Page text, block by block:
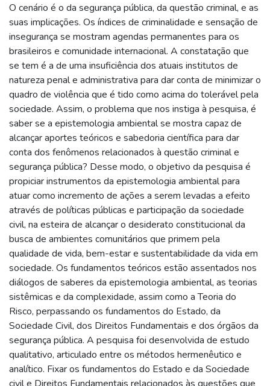
O cenário é o da segurança pública, da questão criminal, e as
suas implicações. Os índices de criminalidade e sensação de
insegurança se mostram agendas permanentes para os
brasileiros e comunidade internacional. A constatação que
se tem é a de uma insuficiência dos atuais institutos de
natureza penal e administrativa para dar conta de minimizar o
quadro de violência que é tido como acima do tolerável pela
sociedade. Assim, o problema que nos instiga à pesquisa, é
saber se a epistemologia ambiental se mostra capaz de
alcançar aportes teóricos e sabedoria científica para dar
conta dos fenômenos relacionados à questão criminal e
segurança pública? Desse modo, o objetivo da pesquisa é
propiciar instrumentos da epistemologia ambiental para
atuar como incremento de ações a serem levadas a efeito
através de políticas públicas e participação da sociedade
civil, na esteira de alcançar o desiderato constitucional da
busca de ambientes comunitários que primem pela
qualidade de vida, bem-estar e sustentabilidade da vida em
sociedade. Os fundamentos teóricos estão assentados nos
diálogos de saberes da epistemologia ambiental, as teorias
sistêmicas e da complexidade, assim como a Teoria do
Risco, perpassando os fundamentos do Estado, da
Sociedade Civil, dos Direitos Fundamentais e dos órgãos da
segurança pública. A pesquisa foi desenvolvida de estudo
qualitativo, articulado entre os métodos hermenêutico e
analítico. Fixar os fundamentos do Estado e da Sociedade